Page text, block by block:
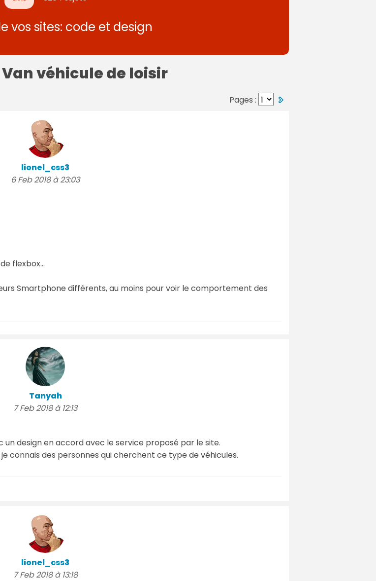
vos sites: code et design
véhicule de loisir
Pages :
lionel_css3
6 Feb 2018 à 23:03
flexbox...
Smartphone différents, au moins pour voir le comportement des
Tanyah
7 Feb 2018 à 12:13
un design en accord avec le service proposé par le site.
connais des personnes qui cherchent ce type de véhicules.
lionel_css3
7 Feb 2018 à 13:18